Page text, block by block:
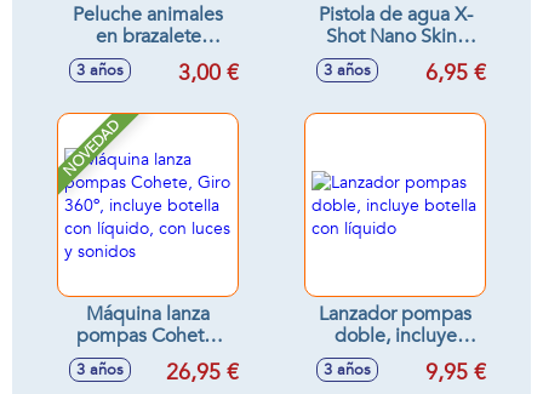
Peluche animales
en brazalete
11x7x10 cm
3 años 3,00 €
Pistola de agua X-
Shot Nano Skins
Sonic, carga rápida
3 años 6,95 €
NOVEDAD
Máquina lanza
pompas Cohete,
Giro 360º, incluye
botella con líquido,
3 años 26,95 €
Lanzador pompas
doble, incluye
botella con líquido
3 años 9,95 €